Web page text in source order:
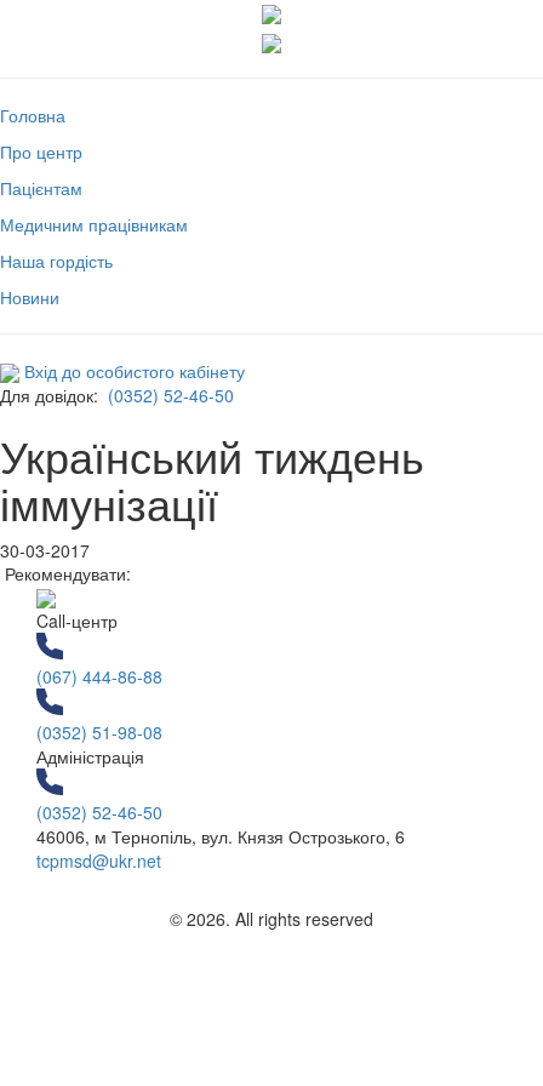
Головна
Про центр
Пацієнтам
Медичним працівникам
Наша гордість
Новини
Вхід до особистого кабінету
Для довідок: (0352) 52-46-50
Український тиждень
іммунізації
30-03-2017
Рекомендувати:
Call-центр
(067) 444-86-88
(0352) 51-98-08
Адміністрація
(0352) 52-46-50
46006, м Тернопіль, вул. Князя Острозького, 6
tcpmsd@ukr.net
© 2026. All rights reserved